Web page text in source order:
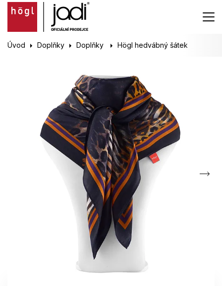
Úvod Doplňky Doplňky Högl hedvábný šátek